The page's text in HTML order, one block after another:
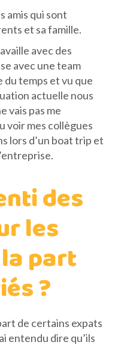
amis qui sont
et sa famille.
avec des
avec une team
du temps et vu que
actuelle nous
vais pas me
voir mes collègues
lors d’un boat trip et
des
les
part
?
de certains expats
entendu dire qu’ils